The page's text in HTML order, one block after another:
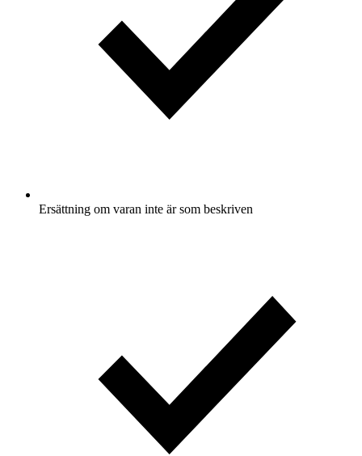
Ersättning om varan inte är som beskriven